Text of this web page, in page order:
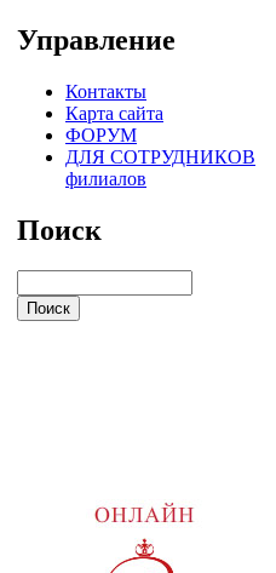
Управление
Контакты
Карта сайта
ФОРУМ
ДЛЯ СОТРУДНИКОВ
филиалов
Поиск